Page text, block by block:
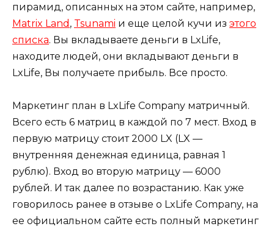
пирамид, описанных на этом сайте, например,
Matrix Land , Tsunami и еще целой кучи из этого
списка. Вы вкладываете деньги в LxLife,
находите людей, они вкладывают деньги в
LxLife, Вы получаете прибыль. Все просто.
Маркетинг план в LxLife Company матричный.
Всего есть 6 матриц в каждой по 7 мест. Вход в
первую матрицу стоит 2000 LX (LX —
внутренняя денежная единица, равная 1
рублю). Вход во вторую матрицу — 6000
рублей. И так далее по возрастанию. Как уже
говорилось ранее в отзыве о LxLife Company, на
ее официальном сайте есть полный маркетинг